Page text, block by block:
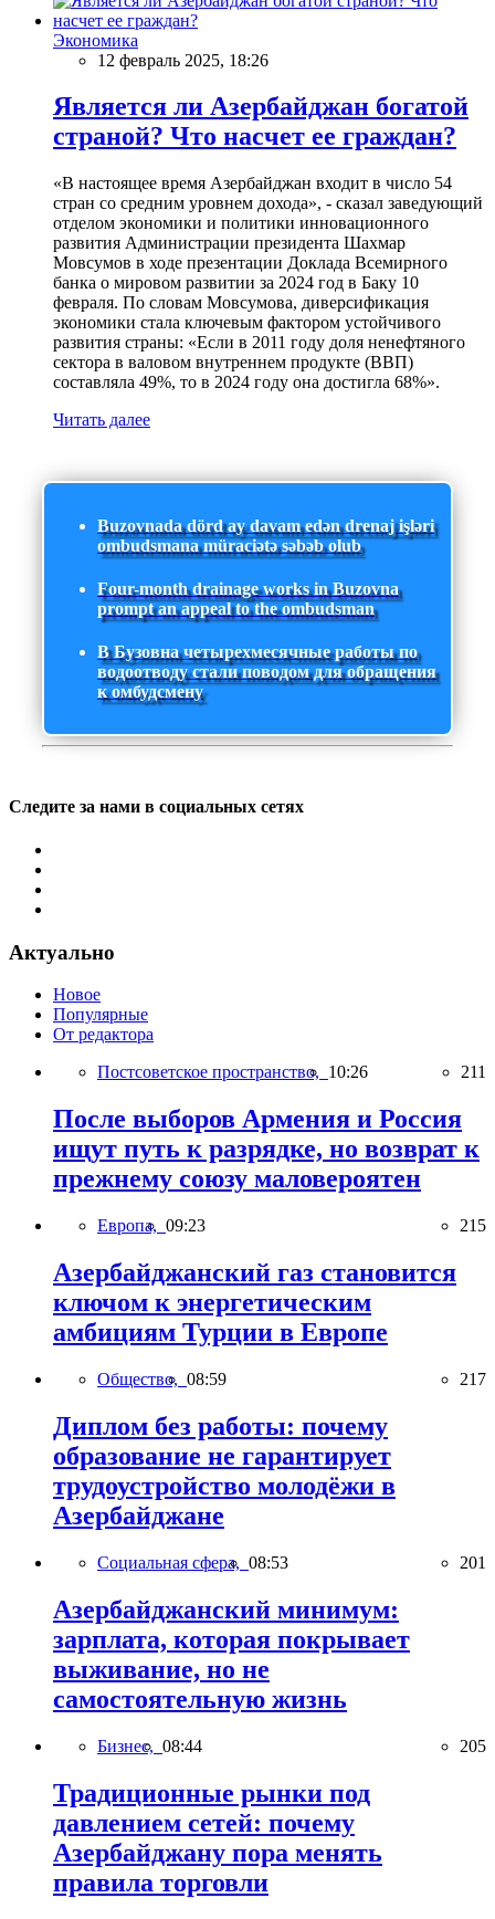
Экономика
12 февраль 2025, 18:26
Является ли Азербайджан богатой
страной? Что насчет ее граждан?
«В настоящее время Азербайджан входит в число 54
стран со средним уровнем дохода», - сказал заведующий
отделом экономики и политики инновационного
развития Администрации президента Шахмар
Мовсумов в ходе презентации Доклада Всемирного
банка о мировом развитии за 2024 год в Баку 10
февраля. По словам Мовсумова, диверсификация
экономики стала ключевым фактором устойчивого
развития страны: «Если в 2011 году доля ненефтяного
сектора в валовом внутреннем продукте (ВВП)
составляла 49%, то в 2024 году она достигла 68%».
Читать далее
Buzovnada dörd ay davam edən drenaj işləri
ombudsmana müraciətə səbəb olub
Four-month drainage works in Buzovna
prompt an appeal to the ombudsman
В Бузовна четырехмесячные работы по
водоотводу стали поводом для обращения
к омбудсмену
Следите за нами в социальных сетях
Актуально
Новое
Популярные
От редактора
Постсоветское пространство, 10:26 211
После выборов Армения и Россия
ищут путь к разрядке, но возврат к
прежнему союзу маловероятен
Европа, 09:23 215
Азербайджанский газ становится
ключом к энергетическим
амбициям Турции в Европе
Общество, 08:59 217
Диплом без работы: почему
образование не гарантирует
трудоустройство молодёжи в
Азербайджане
Социальная сфера, 08:53 201
Азербайджанский минимум:
зарплата, которая покрывает
выживание, но не
самостоятельную жизнь
Бизнес, 08:44 205
Традиционные рынки под
давлением сетей: почему
Азербайджану пора менять
правила торговли